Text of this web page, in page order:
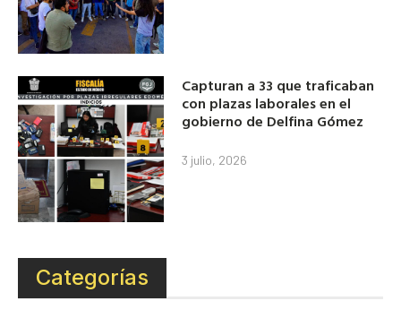
Capturan a 33 que traficaban
con plazas laborales en el
gobierno de Delfina Gómez
3 julio, 2026
Categorías